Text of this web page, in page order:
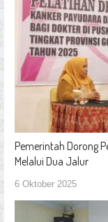
Pemerintah Dorong
Melalui Dua Jalur
6 Oktober 2025